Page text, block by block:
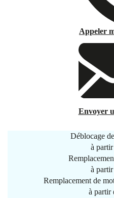
Appeler
Envoyer
Déblocage
à
à
Remplacement de
à partir